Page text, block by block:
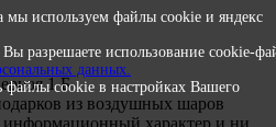
1 Б
из воздушных шаров
характер и ни
мы используем файлы cookie и яндекс
разрешаете использование cookie-
данных.
файлы cookie в настройках Вашего